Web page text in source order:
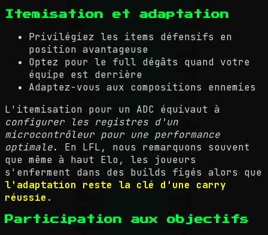
Itemisation et adaptation
Privilégiez les items défensifs en
position avantageuse
Optez pour le full dégâts quand votre
équipe est derrière
Adaptez-vous aux compositions ennemies
L'itemisation pour un ADC équivaut à
configurer les registres d'un
microcontrôleur pour une performance
optimale. En LFL, nous remarquons souvent
que même à haut Elo, les joueurs
s'enferment dans des builds figés alors que
l'adaptation reste la clé d'une carry
réussie .
Participation aux objectifs